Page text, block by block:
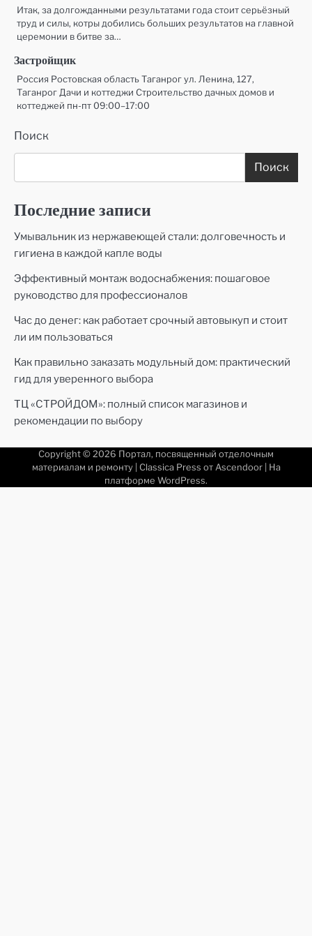
Итак, за долгожданными результатами года стоит серьёзный
труд и силы, котры добились больших результатов на главной
церемонии в битве за…
Застройщик
Россия Ростовская область Таганрог ул. Ленина, 127,
Таганрог Дачи и коттеджи Строительство дачных домов и
коттеджей пн-пт 09:00–17:00
Поиск
Поиск
Последние записи
Умывальник из нержавеющей стали: долговечность и
гигиена в каждой капле воды
Эффективный монтаж водоснабжения: пошаговое
руководство для профессионалов
Час до денег: как работает срочный автовыкуп и стоит
ли им пользоваться
Как правильно заказать модульный дом: практический
гид для уверенного выбора
ТЦ «СТРОЙДОМ»: полный список магазинов и
рекомендации по выбору
Copyright © 2026 Портал, посвященный отделочным
материалам и ремонту| Classica Press от Ascendoor| На
платформе WordPress.